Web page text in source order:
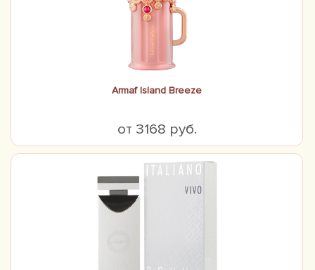
Armaf Island Breeze
от 3168 руб.